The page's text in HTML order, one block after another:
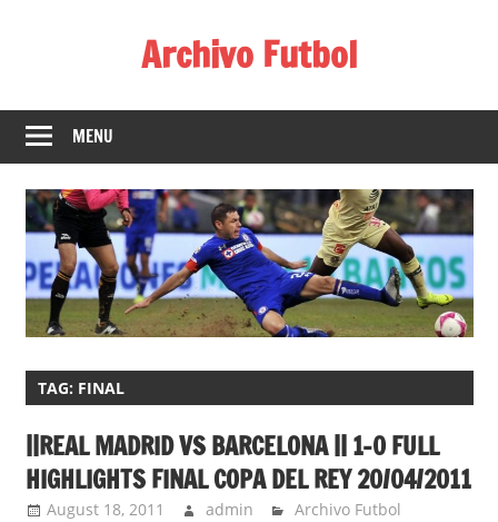
Archivo Futbol
Mejor
de
de
fútbol
MENU
TAG: FINAL
||REAL MADRID VS BARCELONA || 1-0 FULL
HIGHLIGHTS FINAL COPA DEL REY 20/04/2011
August 18, 2011 admin Archivo Futbol